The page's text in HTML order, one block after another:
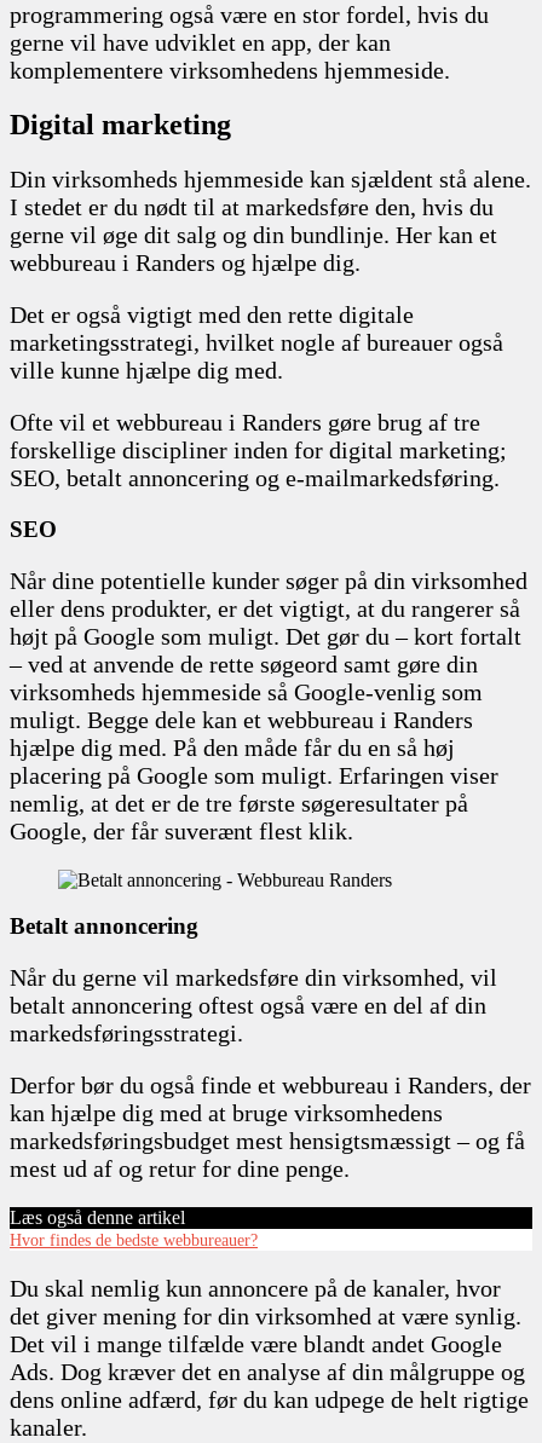
programmering også være en stor fordel, hvis du
gerne vil have udviklet en app, der kan
komplementere virksomhedens hjemmeside.
Digital marketing
Din virksomheds hjemmeside kan sjældent stå alene.
I stedet er du nødt til at markedsføre den, hvis du
gerne vil øge dit salg og din bundlinje. Her kan et
webbureau i Randers og hjælpe dig.
Det er også vigtigt med den rette digitale
marketingsstrategi, hvilket nogle af bureauer også
ville kunne hjælpe dig med.
Ofte vil et webbureau i Randers gøre brug af tre
forskellige discipliner inden for digital marketing;
SEO, betalt annoncering og e-mailmarkedsføring.
SEO
Når dine potentielle kunder søger på din virksomhed
eller dens produkter, er det vigtigt, at du rangerer så
højt på Google som muligt. Det gør du – kort fortalt
– ved at anvende de rette søgeord samt gøre din
virksomheds hjemmeside så Google-venlig som
muligt. Begge dele kan et webbureau i Randers
hjælpe dig med. På den måde får du en så høj
placering på Google som muligt. Erfaringen viser
nemlig, at det er de tre første søgeresultater på
Google, der får suverænt flest klik.
Betalt annoncering
Når du gerne vil markedsføre din virksomhed, vil
betalt annoncering oftest også være en del af din
markedsføringsstrategi.
Derfor bør du også finde et webbureau i Randers, der
kan hjælpe dig med at bruge virksomhedens
markedsføringsbudget mest hensigtsmæssigt – og få
mest ud af og retur for dine penge.
Læs også denne artikel
Hvor findes de bedste webbureauer?
Du skal nemlig kun annoncere på de kanaler, hvor
det giver mening for din virksomhed at være synlig.
Det vil i mange tilfælde være blandt andet Google
Ads. Dog kræver det en analyse af din målgruppe og
dens online adfærd, før du kan udpege de helt rigtige
kanaler.